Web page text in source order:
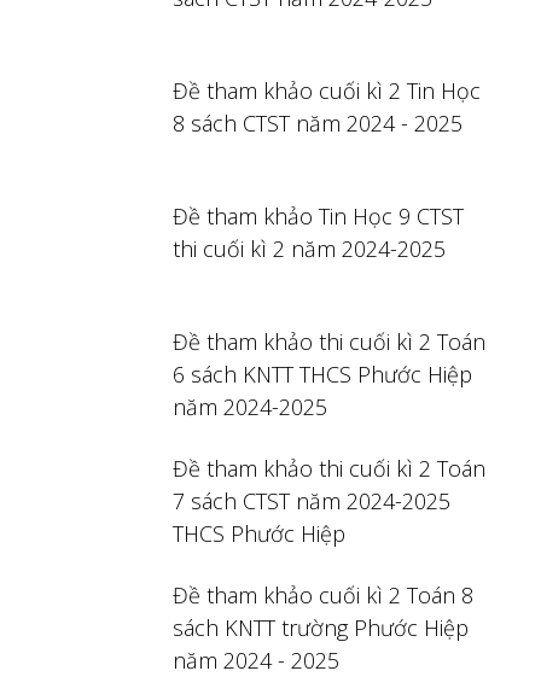
Đề tham khảo cuối kì 2 Tin Học
8 sách CTST năm 2024 - 2025
Đề tham khảo Tin Học 9 CTST
thi cuối kì 2 năm 2024-2025
Đề tham khảo thi cuối kì 2 Toán
6 sách KNTT THCS Phước Hiệp
năm 2024-2025
Đề tham khảo thi cuối kì 2 Toán
7 sách CTST năm 2024-2025
THCS Phước Hiệp
Đề tham khảo cuối kì 2 Toán 8
sách KNTT trường Phước Hiệp
năm 2024 - 2025